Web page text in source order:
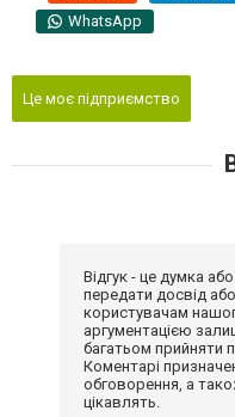
WhatsApp
Це моє підприємство
Відгук - це думка
передати досвід
користувачам
аргументацією
багатьом прийняти
Коментарі
обговорення, а
цікавлять.